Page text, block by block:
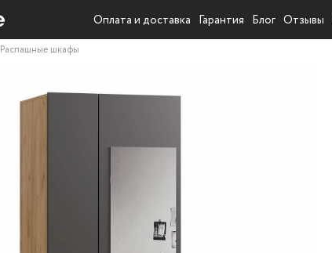
Оплата и доставка Гарантия Блог Отзывы
Распашные шкафы